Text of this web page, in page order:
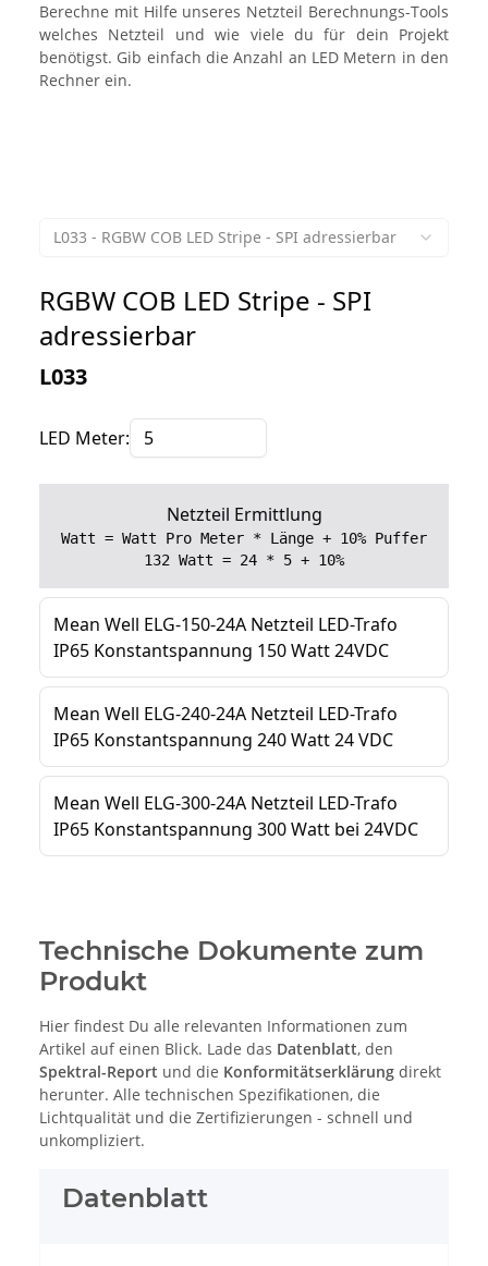
Berechne mit Hilfe unseres Netzteil Berechnungs-Tools
welches Netzteil und wie viele du für dein Projekt
benötigst. Gib einfach die Anzahl an LED Metern in den
Rechner ein.
Technische Dokumente zum
Produkt
Hier findest Du alle relevanten Informationen zum
Artikel auf einen Blick. Lade das Datenblatt, den
Spektral-Report und die Konformitätserklärung direkt
herunter. Alle technischen Spezifikationen, die
Lichtqualität und die Zertifizierungen - schnell und
unkompliziert.
Datenblatt